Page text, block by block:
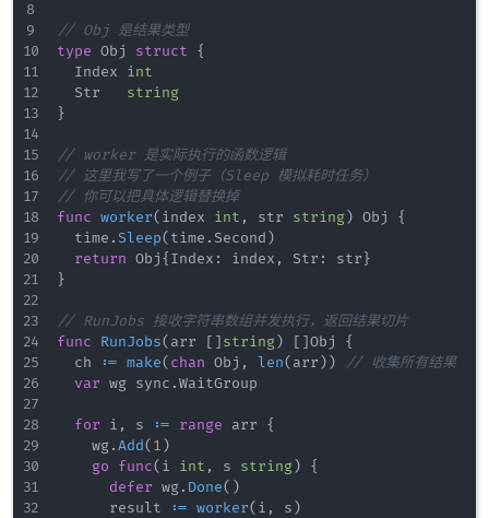
// Obj 是结果类型
type Obj struct
{
	Index
int
	Str
string
}
// worker 是实际执行的函数逻辑
// 这里我写了一个例子（Sleep 模拟耗时任务）
// 你可以把具体逻辑替换掉
func worker( index int , str string) Obj {
	time
. Sleep( time . Second )
return Obj{ Index : index , Str : str }
}
// RunJobs 接收字符串数组并发执行，返回结果切片
func
RunJobs( arr [ ] string) [ ]Obj {
	ch
:= make( chan Obj , len( arr ) )
// 收集所有结果
var wg sync .WaitGroup
for i , s := range arr {
		wg
.Add( 1 )
go
func( i int , s string)
{
defer wg. Done( )
			result
:= worker( i , s )